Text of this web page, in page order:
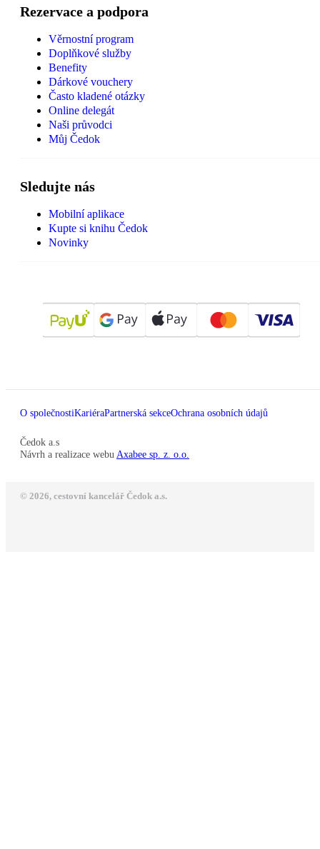
Rezervace a podpora
Věrnostní program
Doplňkové služby
Benefity
Dárkové vouchery
Často kladené otázky
Online delegát
Naši průvodci
Můj Čedok
Sledujte nás
Mobilní aplikace
Kupte si knihu Čedok
Novinky
O společnostiKariéraPartnerská sekceOchrana osobních údajů
Čedok a.s
Návrh a realizace webu Axabee sp. z. o.o.
© 2026, cestovní kancelář Čedok a.s.